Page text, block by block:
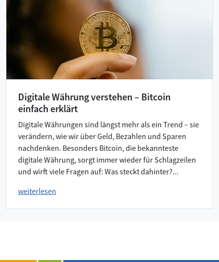
Digitale Währung verstehen – Bitcoin
einfach erklärt
Digitale Währungen sind längst mehr als ein Trend – sie
verändern, wie wir über Geld, Bezahlen und Sparen
nachdenken. Besonders Bitcoin, die bekannteste
digitale Währung, sorgt immer wieder für Schlagzeilen
und wirft viele Fragen auf: Was steckt dahinter?...
weiterlesen